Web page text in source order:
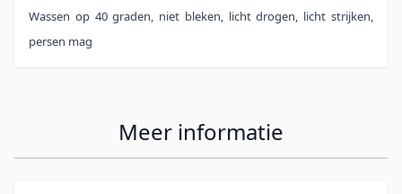
Wassen op 40 graden, niet bleken, licht drogen, licht strijken,
persen mag
Meer informatie